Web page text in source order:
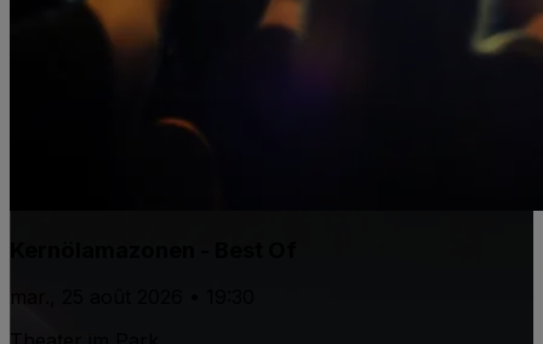
mar., 25 août 2026 • 19:30